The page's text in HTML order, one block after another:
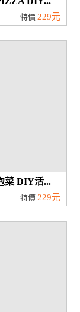
特價 229元
菜 DIY活...
特價 229元